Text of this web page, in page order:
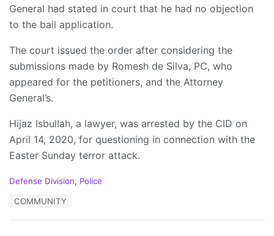
General had stated in court that he had no objection
to the bail application.
The court issued the order after considering the
submissions made by Romesh de Silva, PC, who
appeared for the petitioners, and the Attorney
General’s.
Hijaz Isbullah, a lawyer, was arrested by the CID on
April 14, 2020, for questioning in connection with the
Easter Sunday terror attack.
C
Defense Division, Police
COMMUNITY